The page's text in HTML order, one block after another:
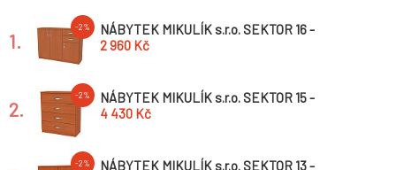
1.
-2%
NÁBYTEK MIKULÍK s.r.o. SEKTOR 16 -
úchytka nikl broušený Šířka: 100cm, Hloubka:
2 960 Kč
2.
-2%
NÁBYTEK MIKULÍK s.r.o. SEKTOR 15 -
úchytka nikl broušený Šířka: 60cm, Hloubka:
4 430 Kč
-2%
NÁBYTEK MIKULÍK s.r.o. SEKTOR 13 -